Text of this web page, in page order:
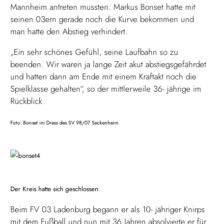
Mannheim antreten mussten. Markus Bonset hatte mit
seinen 03ern gerade noch die Kurve bekommen und
man hatte den Abstieg verhindert.
„Ein sehr schönes Gefühl, seine Laufbahn so zu
beenden. Wir waren ja lange Zeit akut abstiegsgefährdet
und hatten dann am Ende mit einem Kraftakt noch die
Spielklasse gehalten“, so der mittlerweile 36- jährige im
Rückblick.
Foto: Bonset im Dress des SV 98/07 Seckenheim
Der Kreis hatte sich geschlossen
Beim FV 03 Ladenburg begann er als 10- jähriger Knirps